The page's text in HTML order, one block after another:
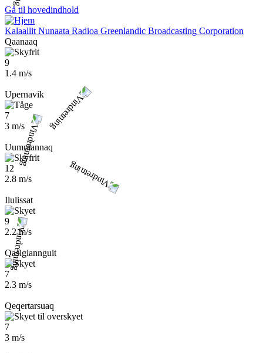
Gå til hovedindhold
Kalaallit Nunaata Radioa Greenlandic Broadcasting Corporation
Qaanaaq
9
1.4 m/s
Upernavik
7
3 m/s
Uummannaq
12
2.8 m/s
Ilulissat
9
2.2 m/s
Qasigiannguit
7
2.3 m/s
Qeqertarsuaq
7
3 m/s